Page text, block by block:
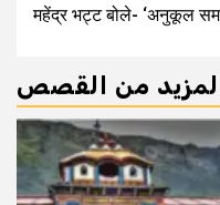
महेंद्र भट्ट बोले- ‘अनुकूल
من القصص